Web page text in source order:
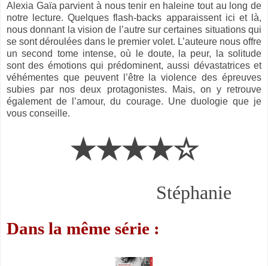
Alexia Gaïa parvient à nous tenir en haleine tout au long de
notre lecture. Quelques flash-backs apparaissent ici et là,
nous donnant la vision de l’autre sur certaines situations qui
se sont déroulées dans le premier volet. L’auteure nous offre
un second tome intense, où le doute, la peur, la solitude
sont des émotions qui prédominent, aussi dévastatrices et
véhémentes que peuvent l’être la violence des épreuves
subies par nos deux protagonistes. Mais, on y retrouve
également de l’amour, du courage. Une duologie que je
vous conseille.
★★★★☆
Stéphanie
Dans la même série :